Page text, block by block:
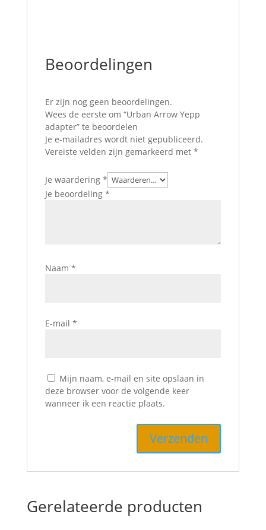
Beoordelingen
Er zijn nog geen beoordelingen.
Wees de eerste om “Urban Arrow Yepp
adapter” te beoordelen
Je e-mailadres wordt niet gepubliceerd.
Vereiste velden zijn gemarkeerd met *
Je waardering *
Je beoordeling *
Naam *
E-mail *
Mijn naam, e-mail en site opslaan in
deze browser voor de volgende keer
wanneer ik een reactie plaats.
Gerelateerde producten